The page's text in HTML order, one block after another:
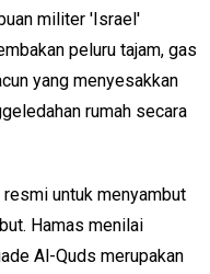
militer 'Israel'
peluru tajam, gas
yang menyesakkan
rumah secara
untuk menyambut
Hamas menilai
Al-Quds merupakan